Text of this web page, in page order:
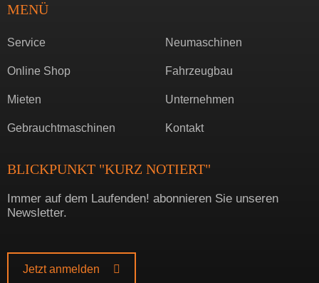
MENÜ
Service
Online Shop
Mieten
Gebrauchtmaschinen
Neumaschinen
Fahrzeugbau
Unternehmen
Kontakt
BLICKPUNKT "KURZ NOTIERT"
Immer auf dem Laufenden! abonnieren Sie unseren
Newsletter.
Jetzt anmelden